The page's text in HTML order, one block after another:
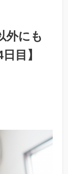
外にも
目】